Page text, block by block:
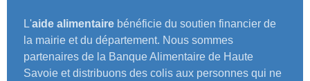
L'aide alimentaire bénéficie du soutien financier de
la mairie et du département. Nous sommes
partenaires de la Banque Alimentaire de Haute
Savoie et distribuons des colis aux personnes qui ne